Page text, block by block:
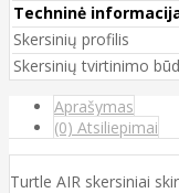
Techninė
Skersinių profilis
Skersinių tvirtinimo
Aprašymas
(0) Atsiliepimai
Turtle AIR skersiniai